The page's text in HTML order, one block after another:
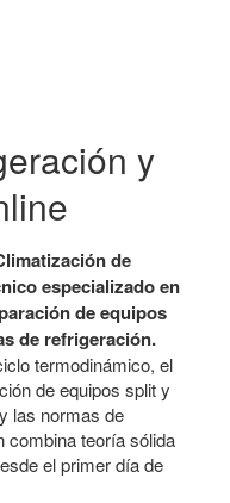
y
de
especializado en
de equipos
de refrigeración.
termodinámico, el
de equipos split y
las normas de
combina teoría sólida
el primer día de